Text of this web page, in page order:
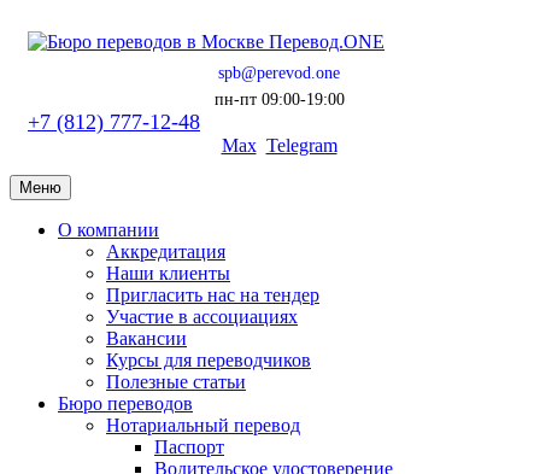
spb@perevod.one
пн-пт 09:00-19:00
+7 (812) 777-12-48
Max Telegram
Меню
О компании
Аккредитация
Наши клиенты
Пригласить нас на тендер
Участие в ассоциациях
Вакансии
Курсы для переводчиков
Полезные статьи
Бюро переводов
Нотариальный перевод
Паспорт
Водительское удостоверение